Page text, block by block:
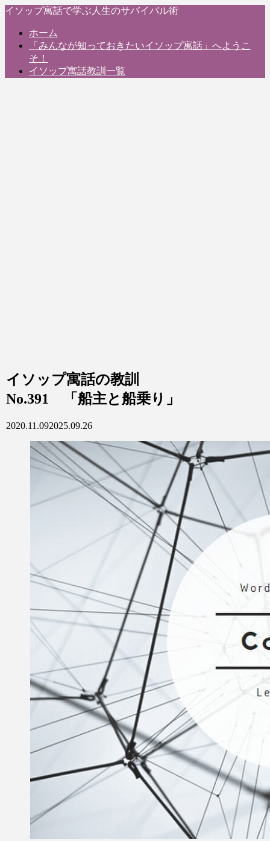
イソップ寓話で学ぶ人生のサバイバル術
ホーム
「みんなが知っておきたいイソップ寓話」へようこ
そ！
イソップ寓話教訓一覧
イソップ寓話の教訓
No.391 「船主と船乗り」
2020.11.092025.09.26